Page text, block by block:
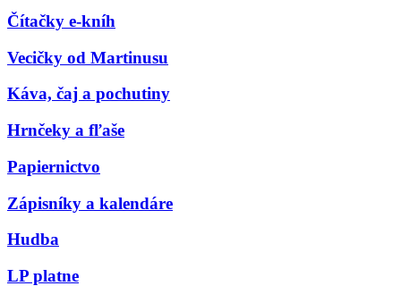
Čítačky e-kníh
Vecičky od Martinusu
Káva, čaj a pochutiny
Hrnčeky a fľaše
Papiernictvo
Zápisníky a kalendáre
Hudba
LP platne